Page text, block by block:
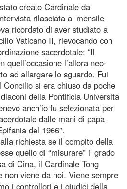
creato Cardinale da
rilasciata al mensile
ricordato di aver studiato a
Vaticano II, rievocando con
sacerdotale: “Il
quell’occasione l’allora neo-
ad allargare lo sguardo. Fui
si era chiuso da poche
della Pontificia Università
anch’io fu selezionata per
dalle mani di papa
del 1966”.
richiesta se il compito della
quello di “misurare” il grado
di Cina, il Cardinale Tong
non viene da noi. Viene sempre
i controllori e i giudici della